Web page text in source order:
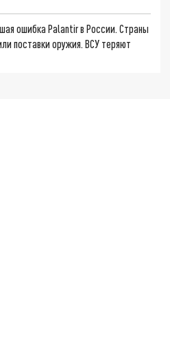
ошибка Palantir в России. Страны
поставки оружия. ВСУ теряют